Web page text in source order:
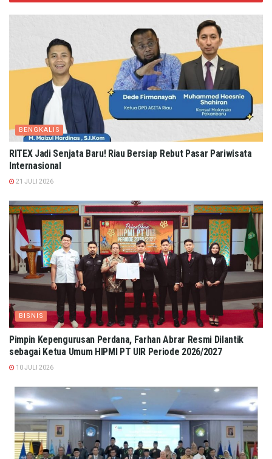
BENGKALIS
RITEX Jadi Senjata Baru! Riau Bersiap Rebut Pasar Pariwisata
Internasional
21 JULI 2026
BISNIS
Pimpin Kepengurusan Perdana, Farhan Abrar Resmi Dilantik
sebagai Ketua Umum HIPMI PT UIR Periode 2026/2027
10 JULI 2026